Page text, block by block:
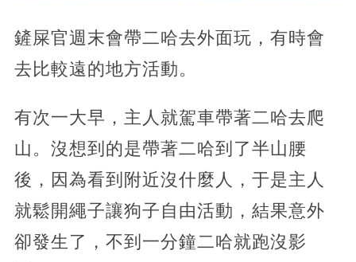
鏟屎官週末會帶二哈去外面玩，有時會
去比較遠的地方活動。
有次一大早，主人就駕車帶著二哈去爬
山。沒想到的是帶著二哈到了半山腰
後，因為看到附近沒什麼人，于是主人
就鬆開繩子讓狗子自由活動，結果意外
卻發生了，不到一分鐘二哈就跑沒影